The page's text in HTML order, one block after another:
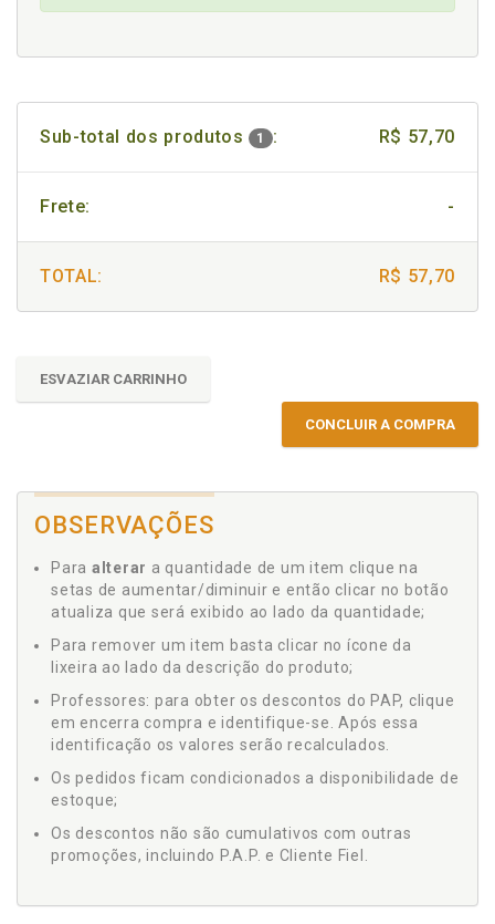
Sub-total dos produtos 1 : R$ 57,70
Frete: -
TOTAL: R$ 57,70
ESVAZIAR CARRINHO
CONCLUIR A COMPRA
OBSERVAÇÕES
Para alterar a quantidade de um item clique na
setas de aumentar/diminuir e então clicar no botão
atualiza que será exibido ao lado da quantidade;
Para remover um item basta clicar no ícone da
lixeira ao lado da descrição do produto;
Professores: para obter os descontos do PAP, clique
em encerra compra e identifique-se. Após essa
identificação os valores serão recalculados.
Os pedidos ficam condicionados a disponibilidade de
estoque;
Os descontos não são cumulativos com outras
promoções, incluindo P.A.P. e Cliente Fiel.